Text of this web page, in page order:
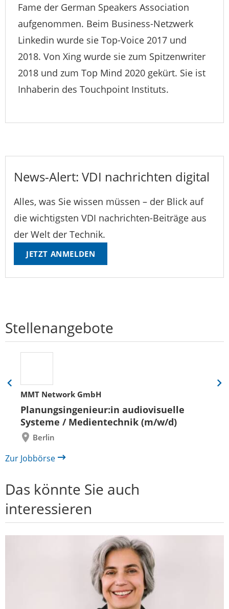
Fame der German Speakers Association
aufgenommen. Beim Business-Netzwerk
Linkedin wurde sie Top-Voice 2017 und
2018. Von Xing wurde sie zum Spitzenwriter
2018 und zum Top Mind 2020 gekürt. Sie ist
Inhaberin des Touchpoint Instituts.
News-Alert: VDI nachrichten digital
Alles, was Sie wissen müssen – der Blick auf
die wichtigsten VDI nachrichten-Beiträge aus
der Welt der Technik.
JETZT ANMELDEN
Stellenangebote
MMT Network GmbH
Planungsingenieur:in audiovisuelle
Systeme / Medientechnik (m/w/d)
Berlin
Eine
Folie
zurück
Eine
Zur Jobbörse
Das könnte Sie auch
interessieren